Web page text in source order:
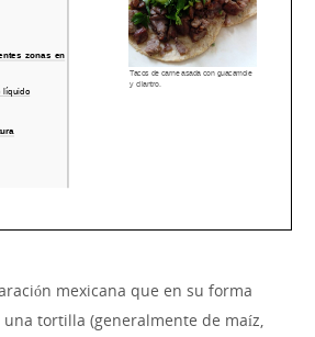
mexicana que en su forma
tortilla (generalmente de maíz,